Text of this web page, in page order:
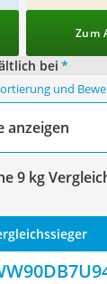
Zum
bei *
und
anzeigen
9 kg